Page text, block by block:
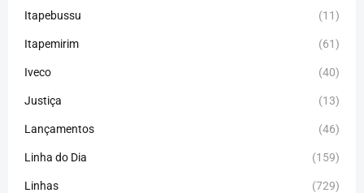
Itapebussu (11)
Itapemirim (61)
Iveco (40)
Justiça (13)
Lançamentos (46)
Linha do Dia (159)
Linhas (729)